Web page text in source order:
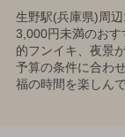
生野駅(兵庫県)周
3,000円未満のお
的フンイキ、夜景
予算の条件に合わ
福の時間を楽しん